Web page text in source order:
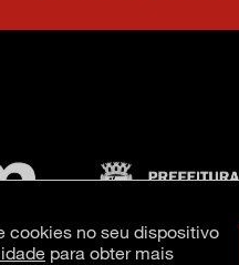
cookies no seu dispositivo
para obter mais